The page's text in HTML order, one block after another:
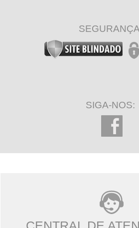
SIGA-NOS: